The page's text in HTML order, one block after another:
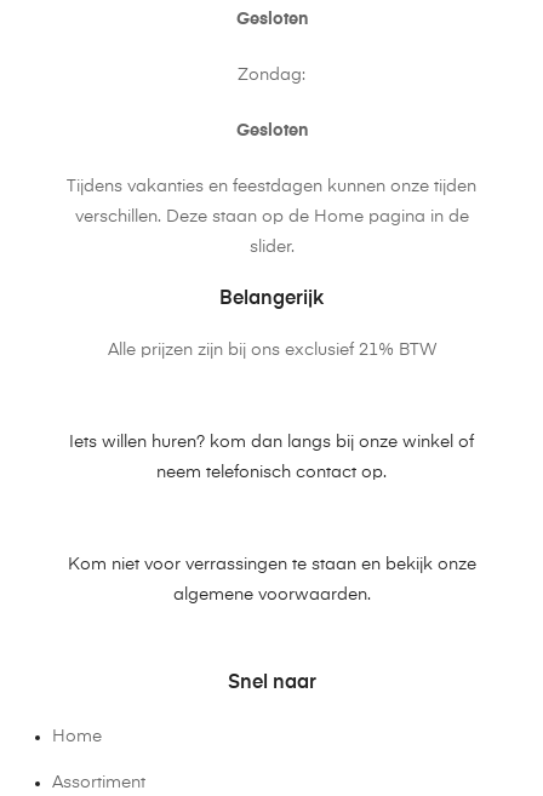
Gesloten
Zondag:
Gesloten
Tijdens vakanties en feestdagen kunnen onze tijden
verschillen. Deze staan op de Home pagina in de
slider.
Belangerijk
Alle prijzen zijn bij ons exclusief 21% BTW
Iets willen huren? kom dan langs bij onze winkel of
neem telefonisch contact op.
Kom niet voor verrassingen te staan en bekijk onze
algemene voorwaarden.
Snel naar
Home
Assortiment